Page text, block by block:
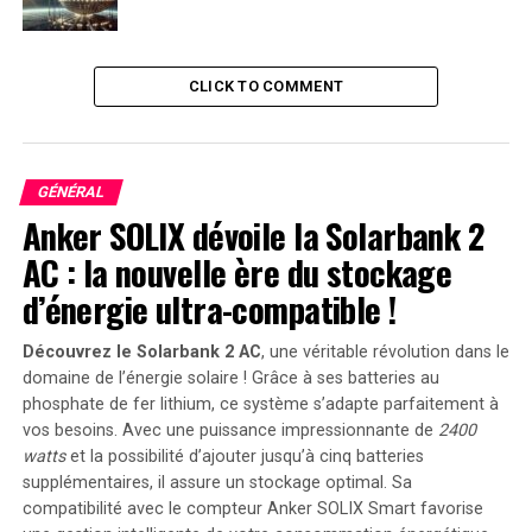
plus petits.
Au-delà de la sortie de ces modèles, nous collaborons
avec diverses entreprises pour développer un
développeurs à affiner et distiller leurs propres
modèles. Des innovateurs comme Groq ont créé des
services d’inférence à faible latence et à faible coût pour
tous les nouveaux modèles. Ces modèles seront
disponibles sur tous les principaux clouds, y compris
AWS, Azure, Google, Oracle, et bien d’autres. Des
entreprises comme Scale.AI, Dell, Deloitte et d’autres
sont prêtes à aider les entreprises à adopter Llama et à
former des modèles personnalisés avec leurs propres
données. À mesure que la communauté grandit et que
davantage d’entreprises développent de nouveaux
services, nous pouvons collectivement faire de Llama la
CLICK TO COMMENT
GÉNÉRAL
Anker SOLIX dévoile la Solarbank 2
AC : la nouvelle ère du stockage
d’énergie ultra-compatible !
Découvrez le Solarbank 2 AC, une véritable révolution dans le
domaine de l’énergie solaire ! Grâce à ses batteries au
phosphate de fer lithium, ce système s’adapte parfaitement à
vos besoins. Avec une puissance impressionnante de 2400
wattset la possibilité d’ajouter jusqu’à cinq batteries
supplémentaires, il assure un stockage optimal. Sa
compatibilité avec le compteur Anker SOLIX Smart favorise